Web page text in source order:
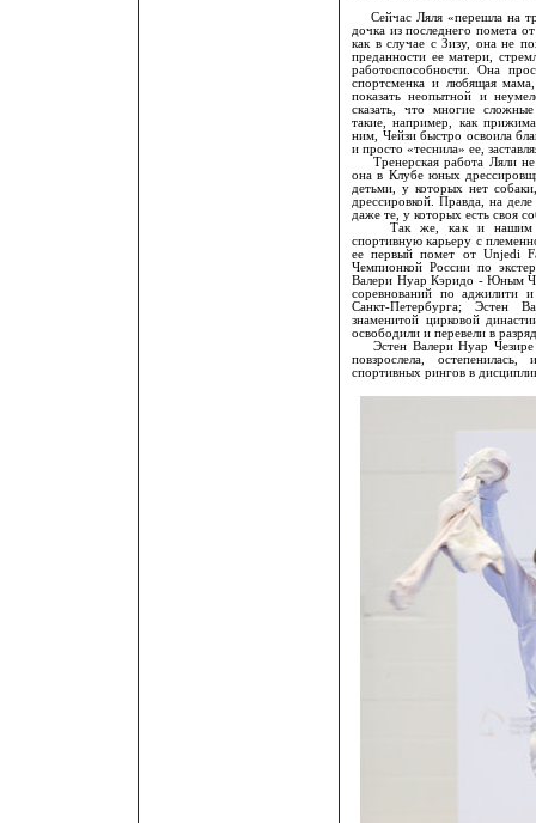
Сейчас Ляля «перешла на
дочка из последнего помета
как в случае с Зизу, она не
преданности ее матери,
работоспособности. Она
спортсменка и любящая мама,
показать неопытной и
сказать, что многие
такие, например, как
ним, Чейзи быстро освоила
и просто «теснила» ее,
Тренерская работа Ляли не
она в Клубе юных
детьми, у которых нет
дрессировкой. Правда, на
даже те, у которых есть своя
Так же, как и нашим
спортивную карьеру с
ее первый помет от Unjedi
Чемпионкой России по
Валери Нуар Кэридо - Юным
соревнований по аджилити и
Санкт-Петербурга; Эстен
знаменитой цирковой
освободили и перевели в
Эстен Валери Нуар Чезире
повзрослела,
спортивных рингов в